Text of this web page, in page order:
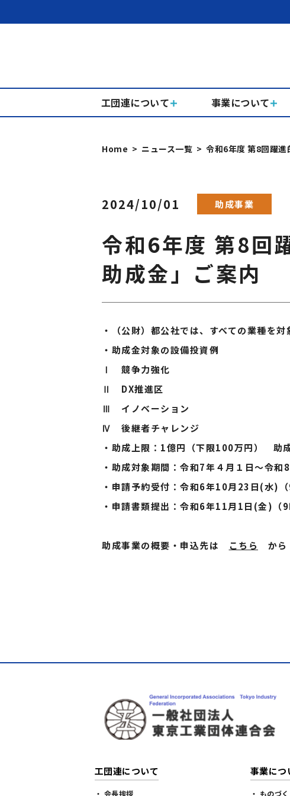
工団連について 事業について
Home ニュース一覧 令和6年度 第8回躍
2024/10/01 助成事業
令和6年度 第8回
助成金」ご案内
・（公財）都公社では、すべての業種を
・助成金対象の設備投資例
Ⅰ 競争力強化
Ⅱ DX推進区
Ⅲ イノベーション
Ⅳ 後継者チャレンジ
・助成上限：1億円（下限100万円） 助
・助成対象期間：令和7年４月１日～令和
・申請予約受付：令和6年10月23日(水)
・申請書類提出：令和6年11月1日(金)（
助成事業の概要・申込先は こちら から
工団連について
・ 会長挨拶
事業につ
・ ものづ